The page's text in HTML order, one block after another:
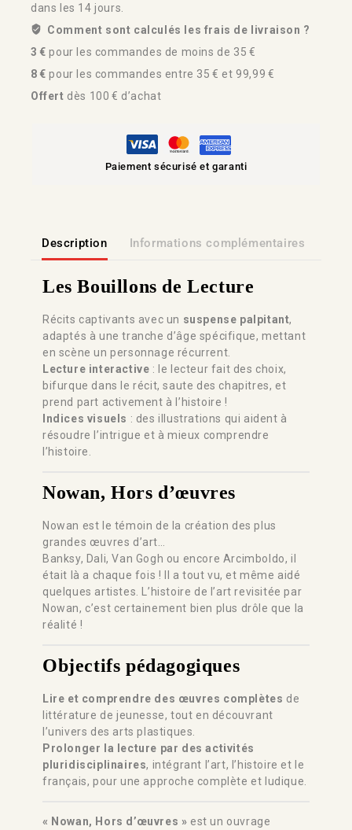
dans les 14 jours.
Comment sont calculés les frais de livraison ?
3 € pour les commandes de moins de 35 €
8 € pour les commandes entre 35 € et 99,99 €
Offert dès 100 € d’achat
Paiement sécurisé et garanti
Description Informations complémentaires
Les Bouillons de Lecture
Récits captivants avec un suspense palpitant,
adaptés à une tranche d’âge spécifique, mettant
en scène un personnage récurrent.
Lecture interactive : le lecteur fait des choix,
bifurque dans le récit, saute des chapitres, et
prend part activement à l’histoire !
Indices visuels : des illustrations qui aident à
résoudre l’intrigue et à mieux comprendre
l’histoire.
Nowan,Hors d’œuvres
Nowan est le témoin de la création des plus
grandes œuvres d’art…
Banksy, Dali, Van Gogh ou encore Arcimboldo, il
était là a chaque fois ! Il a tout vu, et même aidé
quelques artistes. L’histoire de l’art revisitée par
Nowan, c’est certainement bien plus drôle que la
réalité !
Objectifs pédagogiques
Lire et comprendre des œuvres complètes de
littérature de jeunesse, tout en découvrant
l’univers des arts plastiques.
Prolonger la lecture par des activités
pluridisciplinaires, intégrant l’art, l’histoire et le
français, pour une approche complète et ludique.
« Nowan, Hors d’œuvres » est un ouvrage